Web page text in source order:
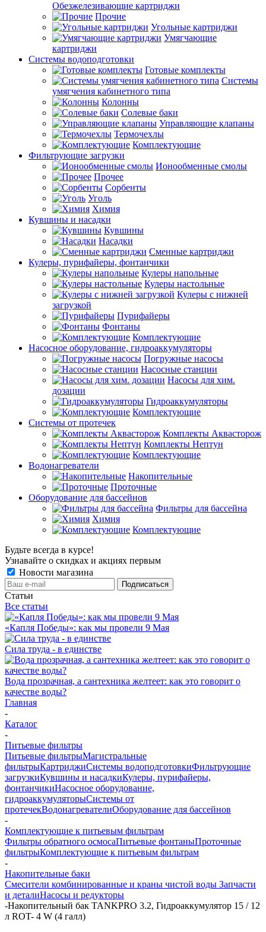
Обезжелезивающие картриджи
Прочие
Угольные картриджи
Умягчающие
картриджи
Системы водоподготовки
Готовые комплекты
Системы
умягчения кабинетного типа
Колонны
Солевые баки
Управляющие клапаны
Термочехлы
Комплектующие
Фильтрующие загрузки
Ионообменные смолы
Прочее
Сорбенты
Уголь
Химия
Кувшины и насадки
Кувшины
Насадки
Сменные картриджи
Кулеры, пурифайеры, фонтанчики
Кулеры напольные
Кулеры настольные
Кулеры с нижней
загрузкой
Пурифайеры
Фонтаны
Комплектующие
Насосное оборудование, гидроаккумуляторы
Погружные насосы
Насосные станции
Насосы для хим.
дозации
Гидроаккумуляторы
Комплектующие
Системы от протечек
Комплекты Аквасторож
Комплекты Нептун
Комплектующие
Водонагреватели
Накопительные
Проточные
Оборудование для бассейнов
Фильтры для бассейна
Химия
Комплектующие
Будьте всегда в курсе!
Узнавайте о скидках и акциях первым
Новости магазина
Статьи
Все статьи
«Капля Победы»: как мы провели 9 Мая
Сила труда - в единстве
Вода прозрачная, а сантехника желтеет: как это говорит о
качестве воды?
Главная
-
Каталог
-
Питьевые фильтры
Питьевые фильтрыМагистральные
фильтрыКартриджиСистемы водоподготовкиФильтрующие
загрузкиКувшины и насадкиКулеры, пурифайеры,
фонтанчикиНасосное оборудование,
гидроаккумуляторыСистемы от
протечекВодонагревателиОборудование для бассейнов
-
Комплектующие к питьевым фильтрам
Фильтры обратного осмосаПитьевые фонтаныПроточные
фильтрыКомплектующие к питьевым фильтрам
-
Накопительные баки
Смесители комбинированные и краны чистой воды Запчасти
и деталиНасосы и редукторы
-Накопительный бак TANKPRO 3.2, Гидроаккумулятор 15 / 12
л ROT- 4 W (4 галл)